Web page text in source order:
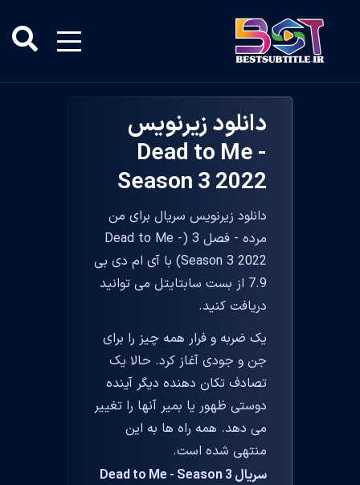
دانلود زیرنویس
Dead to Me -
Season 3 2022
دانلود زیرنویس سریال برای من
مرده - فصل 3 (Dead to Me -
Season 3 2022) با آی ام دی بی
7.9 از بست سابتایتل می توانید
دریافت کنید.
یک ضربه و فرار همه چیز را برای
جن و جودی آغاز کرد. حالا یک
تصادف تکان دهنده دیگر آینده
دوستی ظهور یا بمیر آنها را تغییر
می دهد. همه راه ها به این
منتهی شده است.
سریال Dead to Me - Season 3